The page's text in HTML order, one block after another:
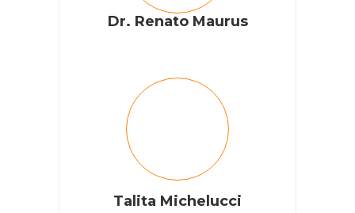
Dr. Renato Maurus
Talita Michelucci